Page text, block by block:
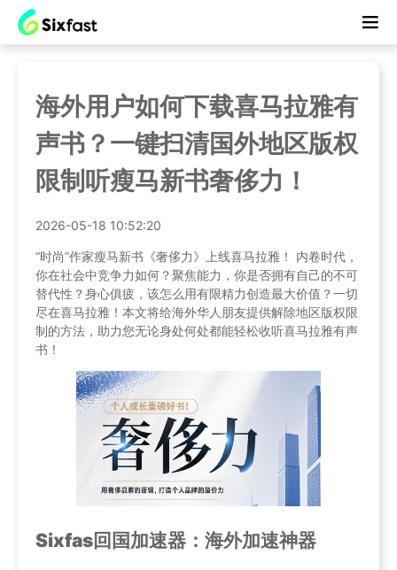
海外用户如何下载喜马拉雅有
声书？一键扫清国外地区版权
限制听瘦马新书奢侈力！
2026-05-18 10:52:20
“时尚”作家瘦马新书《奢侈力》上线喜马拉雅！ 内卷时代，
你在社会中竞争力如何？聚焦能力，你是否拥有自己的不可
替代性？身心俱疲，该怎么用有限精力创造最大价值？一切
尽在喜马拉雅！本文将给海外华人朋友提供解除地区版权限
制的方法，助力您无论身处何处都能轻松收听喜马拉雅有声
书！
Sixfas回国加速器：海外加速神器